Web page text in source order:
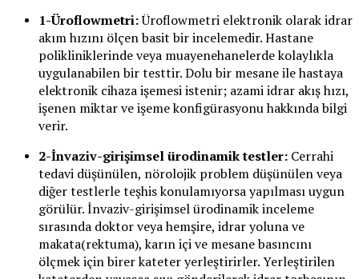
1-Üroflowmetri:Üroflowmetri elektronik olarak idrar
akım hızını ölçen basit bir incelemedir. Hastane
polikliniklerinde veya muayenehanelerde kolaylıkla
uygulanabilen bir testtir. Dolu bir mesane ile hastaya
elektronik cihaza işemesi istenir; azami idrar akış hızı,
işenen miktar ve işeme konfigürasyonu hakkında bilgi
verir.
2-İnvaziv-girişimsel ürodinamik testler: Cerrahi
tedavi düşünülen, nörolojik problem düşünülen veya
diğer testlerle teşhis konulamıyorsa yapılması uygun
görülür. İnvaziv-girişimsel ürodinamik inceleme
sırasında doktor veya hemşire, idrar yoluna ve
makata(rektuma), karın içi ve mesane basıncını
ölçmek için birer kateter yerleştirirler. Yerleştirilen